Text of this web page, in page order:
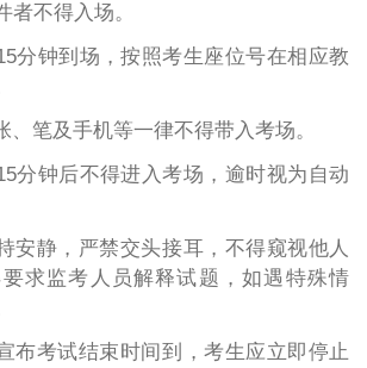
者不得入场。
分钟到场，按照考生座位号在相应教
笔及手机等一律不得带入考场。
分钟后不得进入考场，逾时视为自动
安静，严禁交头接耳，不得窥视他人
求监考人员解释试题，如遇特殊情
布考试结束时间到，考生应立即停止